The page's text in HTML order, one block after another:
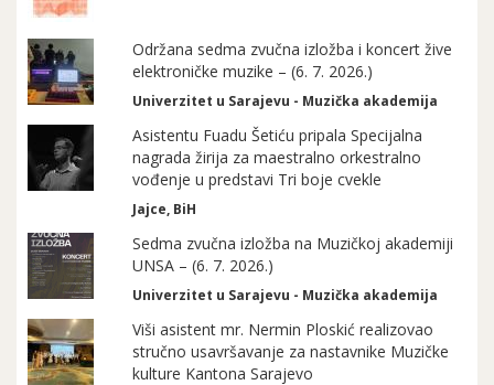
Održana sedma zvučna izložba i koncert žive
elektroničke muzike – (6. 7. 2026.)
Univerzitet u Sarajevu - Muzička akademija
Asistentu Fuadu Šetiću pripala Specijalna
nagrada žirija za maestralno orkestralno
vođenje u predstavi Tri boje cvekle
Jajce, BiH
Sedma zvučna izložba na Muzičkoj akademiji
UNSA – (6. 7. 2026.)
Univerzitet u Sarajevu - Muzička akademija
Viši asistent mr. Nermin Ploskić realizovao
stručno usavršavanje za nastavnike Muzičke
kulture Kantona Sarajevo